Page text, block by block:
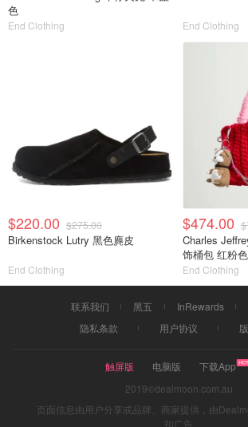
色
End Clothing End Clothing
$220.00 $275.00
Birkenstock Lutry 黑色麂皮
End Clothing
$474.00
Charles
饰桶包 红粉色
End Clothing
联系我们 黑五 InRewards
隐私条款
用户协议
触屏版 电脑版
下载App
2019©dealmoon.com.au
页面信息由用户分享或品牌、商家提供，由
扣广告